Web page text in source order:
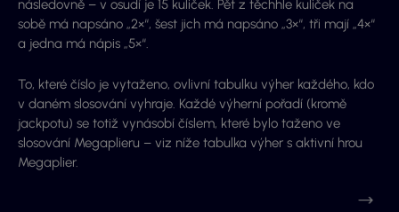
následovně – v osudí je 15 kuliček. Pět z těchhle kuliček na
sobě má napsáno „2×“, šest jich má napsáno „3×“, tři mají „4×“
a jedna má nápis „5×“.
To, které číslo je vytaženo, ovlivní tabulku výher každého, kdo
v daném slosování vyhraje. Každé výherní pořadí (kromě
jackpotu) se totiž vynásobí číslem, které bylo taženo ve
slosování Megaplieru – viz níže tabulka výher s aktivní hrou
Megaplier.